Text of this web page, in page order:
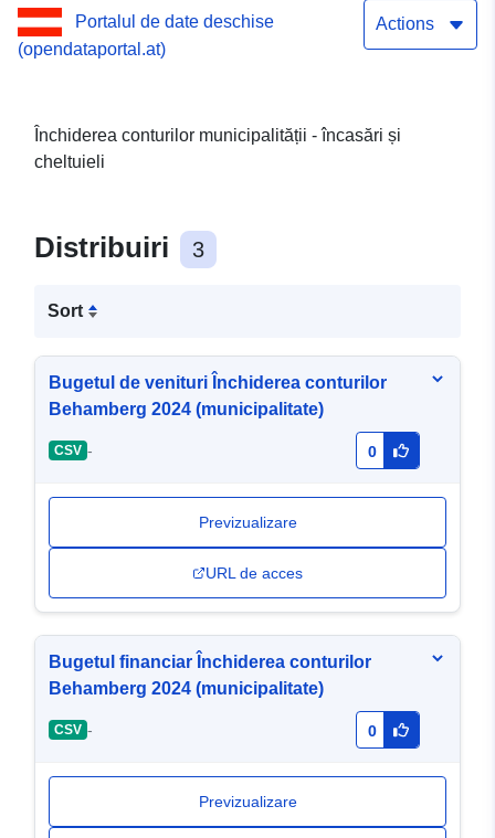
Portalul de date deschise
(opendataportal.at)
Actions
Închiderea conturilor municipalității - încasări și
cheltuieli
Distribuiri 3
Sort
Bugetul de venituri Închiderea conturilor
Behamberg 2024 (municipalitate)
CSV - 0
Previzualizare
URL de acces
Bugetul financiar Închiderea conturilor
Behamberg 2024 (municipalitate)
CSV - 0
Previzualizare